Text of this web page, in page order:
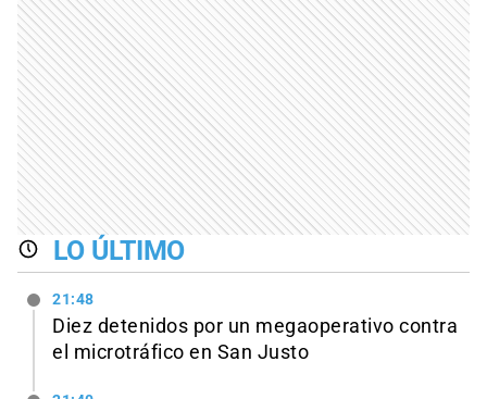
LO ÚLTIMO
21:48
Diez detenidos por un megaoperativo contra
el microtráfico en San Justo